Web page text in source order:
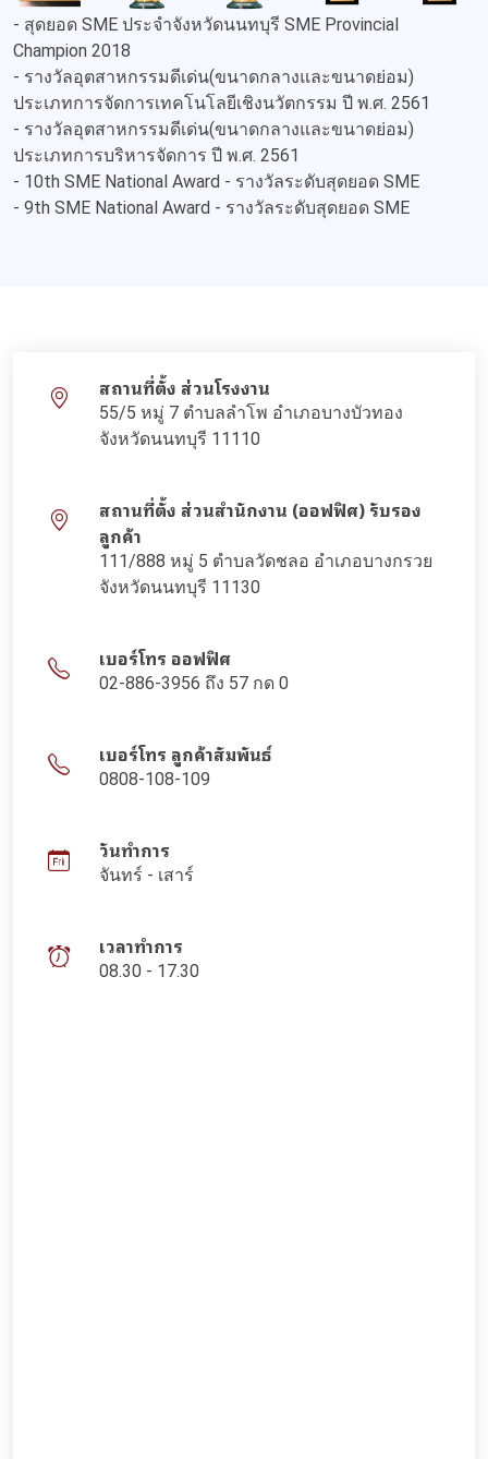
- สุดยอด SME ประจำจังหวัดนนทบุรี SME Provincial
Champion 2018
- รางวัลอุตสาหกรรมดีเด่น(ขนาดกลางและขนาดย่อม)
ประเภทการจัดการเทคโนโลยีเชิงนวัตกรรม ปี พ.ศ. 2561
- รางวัลอุตสาหกรรมดีเด่น(ขนาดกลางและขนาดย่อม)
ประเภทการบริหารจัดการ ปี พ.ศ. 2561
- 10th SME National Award - รางวัลระดับสุดยอด SME
- 9th SME National Award - รางวัลระดับสุดยอด SME
สถานที่ตั้ง ส่วนโรงงาน
55/5 หมู่ 7 ตำบลลำโพ อำเภอบางบัวทอง
จังหวัดนนทบุรี 11110
สถานที่ตั้ง ส่วนสำนักงาน (ออฟฟิศ) รับรอง
ลูกค้า
111/888 หมู่ 5 ตำบลวัดชลอ อำเภอบางกรวย
จังหวัดนนทบุรี 11130
เบอร์โทร ออฟฟิศ
02-886-3956 ถึง 57 กด 0
เบอร์โทร ลูกค้าสัมพันธ์
0808-108-109
วันทำการ
จันทร์ - เสาร์
เวลาทำการ
08.30 - 17.30